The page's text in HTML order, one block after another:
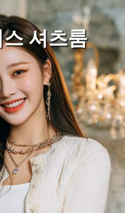
셔츠룸